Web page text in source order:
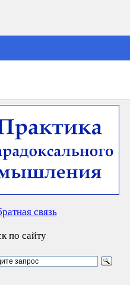
связь
по сайту